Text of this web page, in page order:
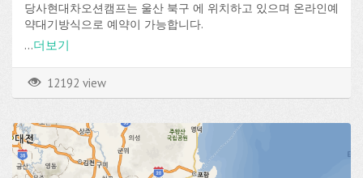
당사현대차오션캠프는 울산 북구 에 위치하고 있으며 온라인예
약대기방식으로 예약이 가능합니다.
데크 사이트가 총 20개로 구성되어 있고, 전기, 온수, Wi-Fi, 장비
...더보기
12192 view